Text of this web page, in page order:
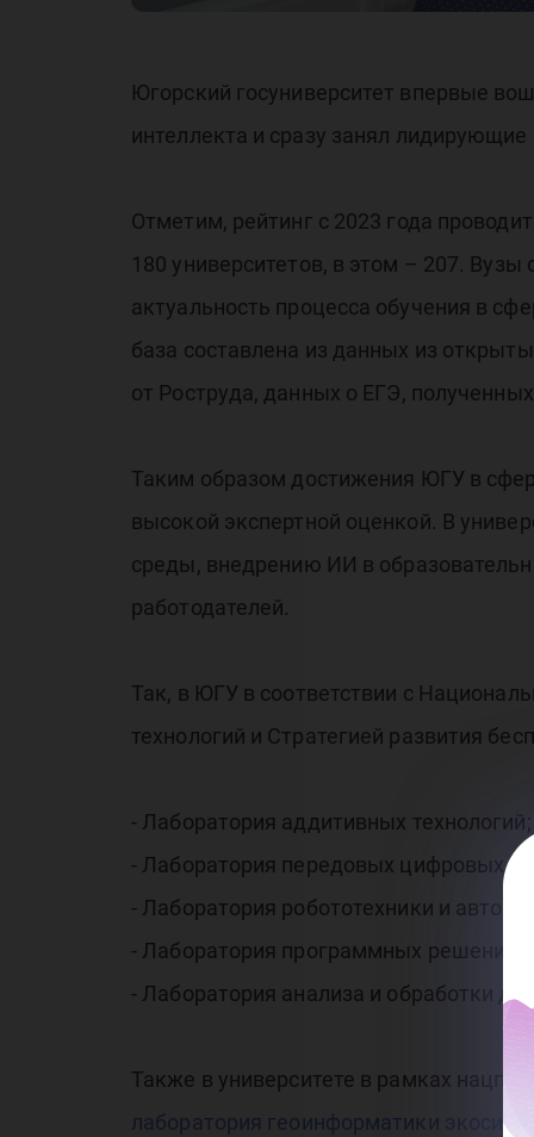
Югорский госуниверситет впервые
интеллекта и сразу занял
Отметим, рейтинг с 2023 года
180 университетов, в этом – 207.
актуальность процесса обучения в
база составлена из данных из
от Роструда, данных о ЕГЭ,
Таким образом достижения ЮГУ в
высокой экспертной оценкой. В
среды, внедрению ИИ в
работодателей.
Так, в ЮГУ в соответствии с
технологий и Стратегией развития
- Лаборатория аддитивных технологий;
- Лаборатория передовых цифровых
- Лаборатория робототехники и
- Лаборатория программных решений
- Лаборатория анализа и обработки
Также в университете в рамках
лаборатория геоинформатики